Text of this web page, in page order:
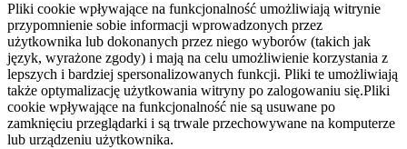
Pliki cookie wpływające na funkcjonalność umożliwiają witrynie
przypomnienie sobie informacji wprowadzonych przez
użytkownika lub dokonanych przez niego wyborów (takich jak
język, wyrażone zgody) i mają na celu umożliwienie korzystania z
lepszych i bardziej spersonalizowanych funkcji. Pliki te umożliwiają
także optymalizację użytkowania witryny po zalogowaniu się.Pliki
cookie wpływające na funkcjonalność nie są usuwane po
zamknięciu przeglądarki i są trwale przechowywane na komputerze
lub urządzeniu użytkownika.